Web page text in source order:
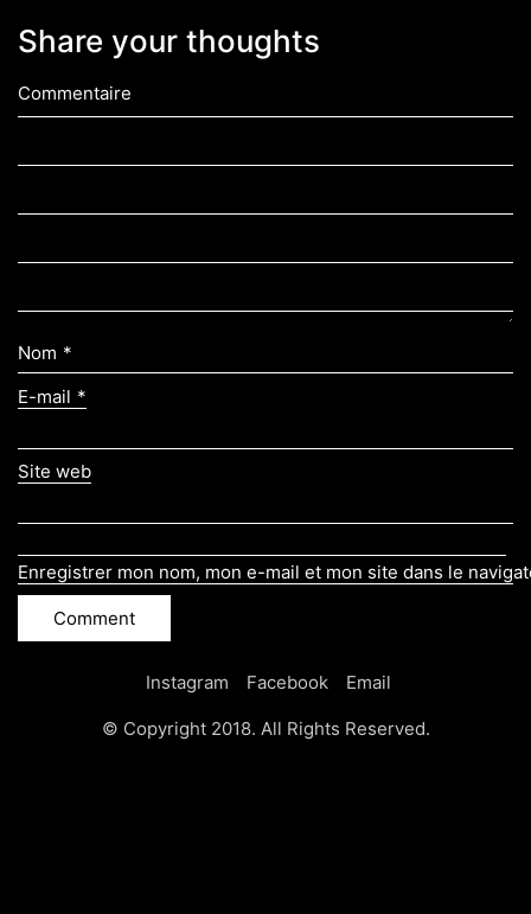
Share your thoughts
Commentaire
Nom *
E-mail *
Site web
Enregistrer mon nom, mon e-mail et mon site dans le
Instagram Facebook Email
© Copyright 2018. All Rights Reserved.